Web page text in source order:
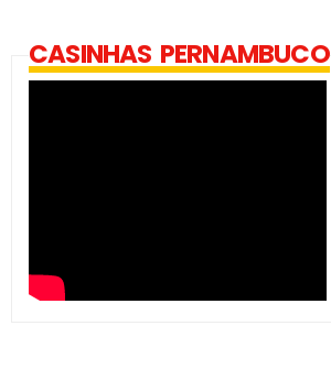
CASINHAS PERNAMBUCO